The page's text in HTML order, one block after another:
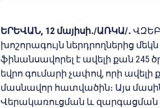
ԵՐԵՎԱՆ, 12 մայիսի․/ԱՌԿԱ/․
խոշորագույն ներդրողներից մեկն
ֆինանսավորել է ավելի քան 245
եվրո գումարի չափով, որի ավելի
մասնավոր հատվածին։ Այս
Վերակառուցման և